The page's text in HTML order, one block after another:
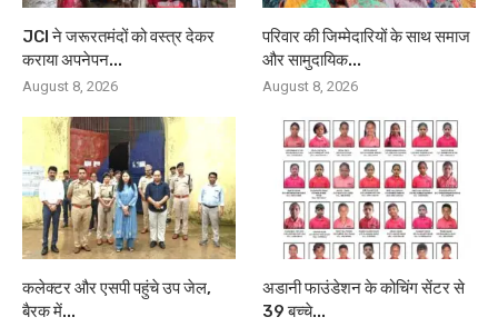
JCI ने जरूरतमंदों को वस्त्र देकर
कराया अपनेपन...
August 8, 2026
परिवार की जिम्मेदारियों के साथ समाज
और सामुदायिक...
August 8, 2026
कलेक्टर और एसपी पहुंचे उप जेल,
बैरक में...
अडानी फाउंडेशन के कोचिंग सेंटर से
39 बच्चे...